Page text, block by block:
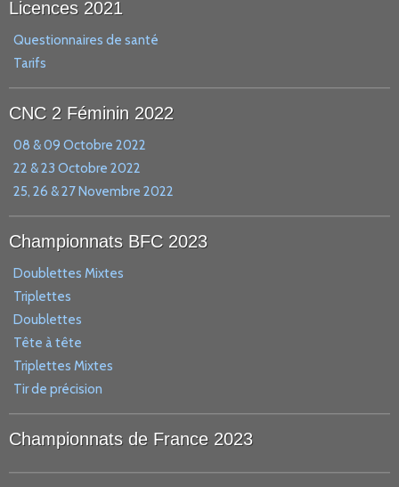
Licences 2021
Questionnaires de santé
Tarifs
CNC 2 Féminin 2022
08 & 09 Octobre 2022
22 & 23 Octobre 2022
25, 26 & 27 Novembre 2022
Championnats BFC 2023
Doublettes Mixtes
Triplettes
Doublettes
Tête à tête
Triplettes Mixtes
Tir de précision
Championnats de France 2023